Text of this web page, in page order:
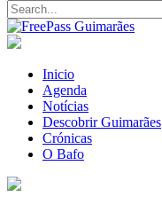
Inicio
Agenda
Notícias
Descobrir Guimarães
Crónicas
O Bafo